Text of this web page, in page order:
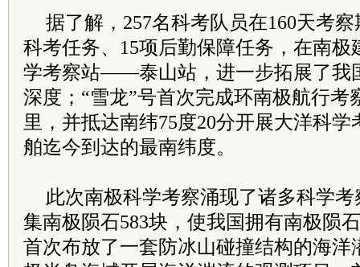
据了解，257名科考队员在160天考
科考任务、15项后勤保障任务，在南极
学考察站——泰山站，进一步拓展了我
深度；“雪龙”号首次完成环南极航行考
里，并抵达南纬75度20分开展大洋科
舶迄今到达的最南纬度。
此次南极科学考察涌现了诸多科学
集南极陨石583块，使我国拥有南极陨
首次布放了一套防冰山碰撞结构的海洋